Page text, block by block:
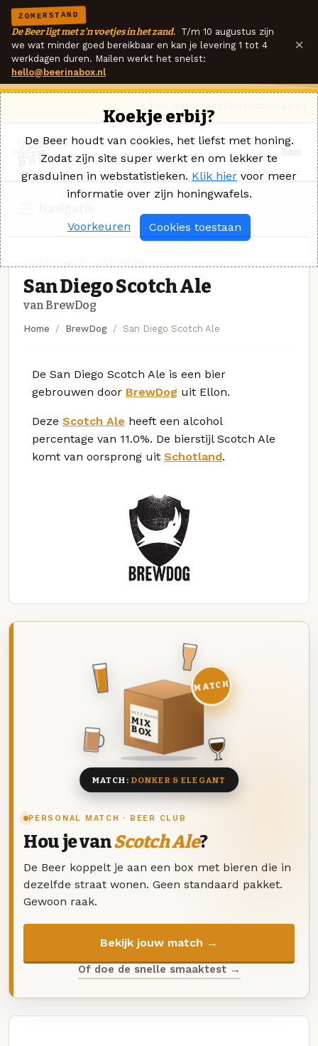
ZOMERSTAND
De Beer ligt met z'n voetjes in het zand. T/m 10 augustus zijn
we wat minder goed bereikbaar en kan je levering 1 tot 4
werkdagen duren. Mailen werkt het snelst:
hello@beerinabox.nl
×
San Diego Scotch Ale
van BrewDog
Home BrewDog San Diego Scotch Ale
De San Diego Scotch Ale is een bier
gebrouwen door BrewDog uit Ellon.
Deze Scotch Ale heeft een alcohol
percentage van 11.0%. De bierstijl Scotch Ale
komt van oorsprong uit Schotland.
PERSONAL MATCH · BEER CLUB
Hou je vanScotch Ale?
De Beer koppelt je aan een box met bieren die in
dezelfde straat wonen. Geen standaard pakket.
Gewoon raak.
Bekijk jouw match →
Of doe de snelle smaaktest →
DEZE MAAND
MIX
BOX
8 BIEREN
MATCH
MATCH: DONKER & ELEGANT
Koekje erbij?
De Beer houdt van cookies, het liefst met honing.
Zodat zijn site super werkt en om lekker te
grasduinen in webstatistieken. Klik hier voor meer
informatie over zijn honingwafels.
Voorkeuren Cookies toestaan